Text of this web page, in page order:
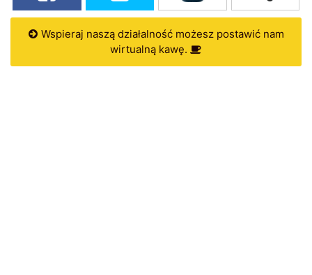
Wspieraj naszą działalność możesz postawić nam
wirtualną kawę.